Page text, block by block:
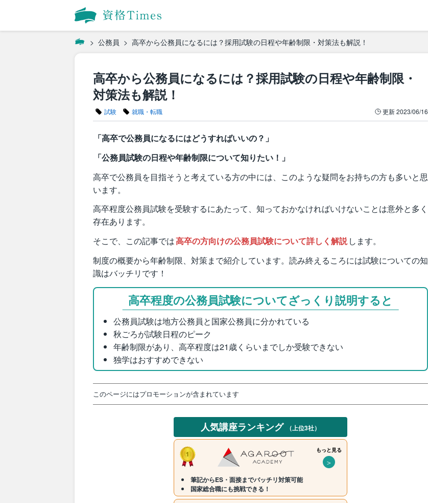
公務員 高卒から公務員になるには？採用試験の日程や年齢制限・対策法も解説！
高卒から公務員になるには？採用試験の日程や年齢制限・
対策法も解説！
試験 就職・転職 更新2023/06/16
「高卒で公務員になるにはどうすればいいの？」
「公務員試験の日程や年齢制限について知りたい！」
高卒で公務員を目指そうと考えている方の中には、このような疑問をお持ちの方も多いと思
います。
高卒程度公務員試験を受験するにあたって、知っておかなければいけないことは意外と多く
存在あります。
そこで、この記事では高卒の方向けの公務員試験について詳しく解説 します。
制度の概要から年齢制限、対策まで紹介しています。読み終えるころには試験についての知
識はバッチリです！
高卒程度の公務員試験についてざっくり説明すると
公務員試験は地方公務員と国家公務員に分かれている
秋ごろが試験日程のピーク
年齢制限があり、高卒程度は21歳くらいまでしか受験できない
独学はおすすめできない
このページにはプロモーションが含まれています
人気講座ランキング （上位3社）
もっと見る
＞
筆記からES・面接までバッチリ対策可能
国家総合職にも挑戦できる！